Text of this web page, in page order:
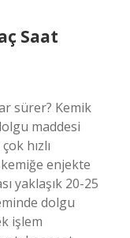
Saat
sürer? Kemik
maddesi
hızlı
enjekte
yaklaşık 20-25
dolgu
işlem